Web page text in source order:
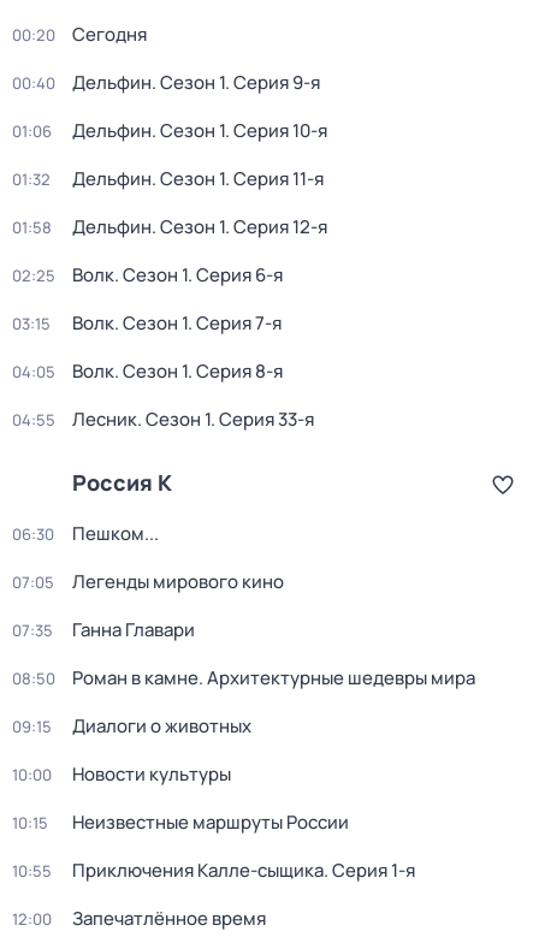
00:20 Сегодня
00:40 Дельфин. Сезон 1. Серия 9-я
01:06 Дельфин. Сезон 1. Серия 10-я
01:32 Дельфин. Сезон 1. Серия 11-я
01:58 Дельфин. Сезон 1. Серия 12-я
02:25 Волк. Сезон 1. Серия 6-я
03:15 Волк. Сезон 1. Серия 7-я
04:05 Волк. Сезон 1. Серия 8-я
04:55 Лесник. Сезон 1. Серия 33-я
Россия К
06:30 Пешком...
07:05 Легенды мирового кино
07:35 Ганна Главари
08:50 Роман в камне. Архитектурные шедевры мира
09:15 Диалоги о животных
10:00 Новости культуры
10:15 Неизвестные маршруты России
10:55 Приключения Калле-сыщика. Серия 1-я
12:00 Запечатлённое время